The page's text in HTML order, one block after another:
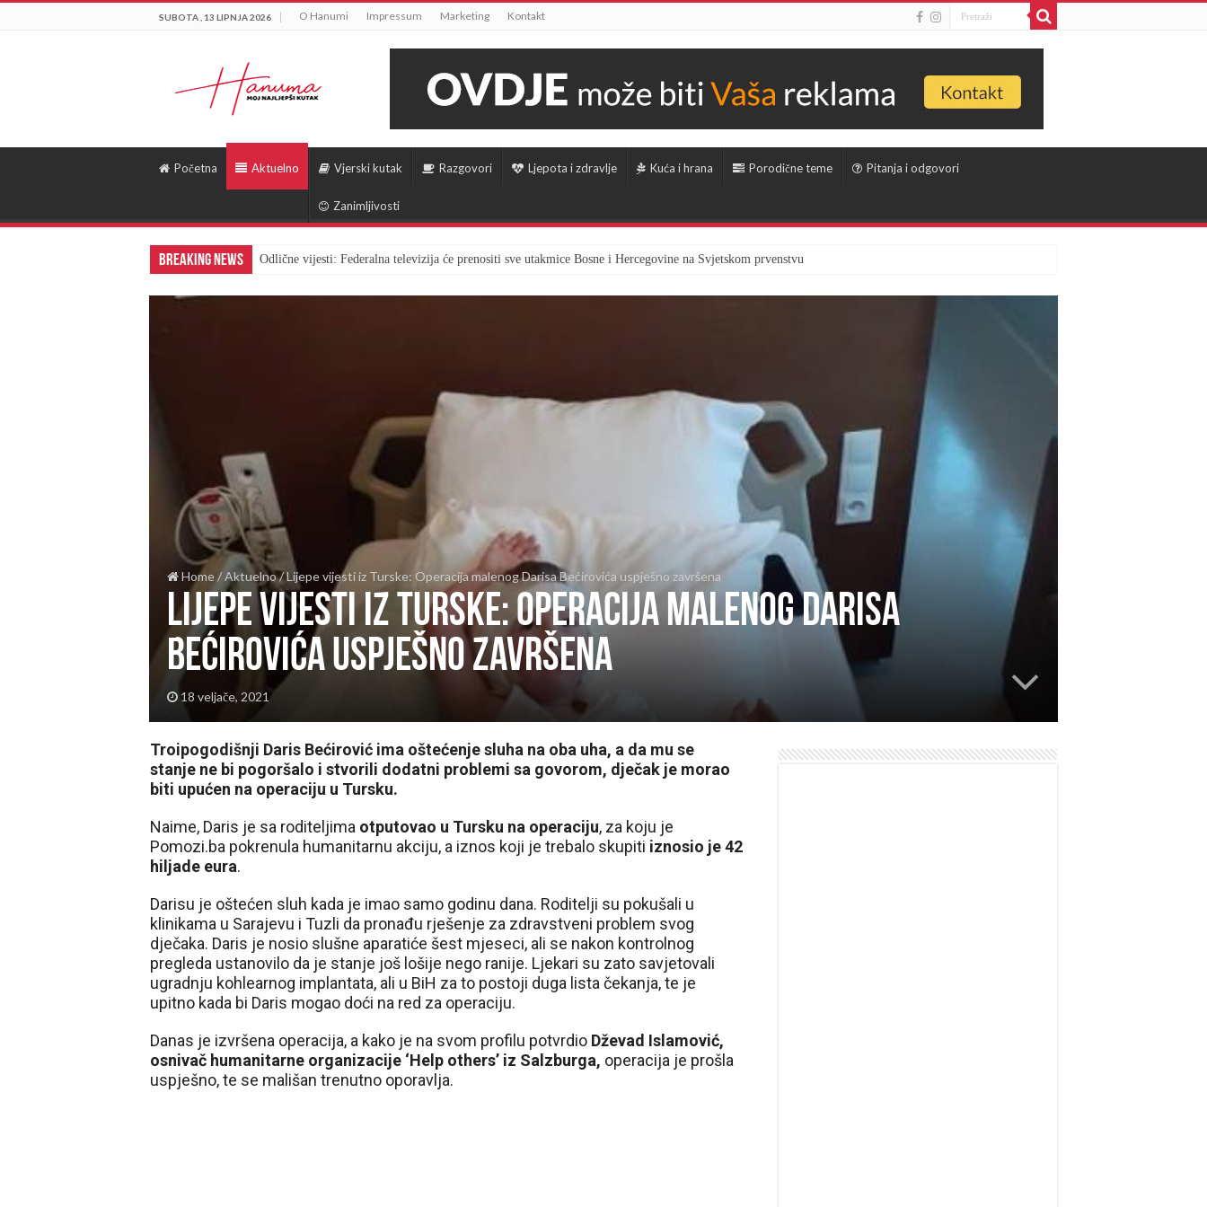
SUBOTA , 13 LIPNJA 2026 O Hanumi Impressum Marketing Kontakt
Početna Aktuelno Vjerski kutak Razgovori Ljepota i zdravlje Kuća i hrana Porodične teme Pitanja i odgovori
Zanimljivosti
Breaking News Odlične vijesti: Federalna televizija će prenositi sve utakmice Bosne i Hercegovine na Svjetskom prvenstvu
Home/Aktuelno/Lijepe vijesti iz Turske: Operacija malenog Darisa Bećirovića uspješno završena
Lijepe vijesti iz Turske: Operacija malenog Darisa
Bećirovića uspješno završena
18 veljače, 2021
Troipogodišnji Daris Bećirović ima oštećenje sluha na oba uha, a da mu se
stanje ne bi pogoršalo i stvorili dodatni problemi sa govorom, dječak je morao
biti upućen na operaciju u Tursku.
Naime, Daris je sa roditeljima otputovao u Tursku na operaciju, za koju je
Pomozi.ba pokrenula humanitarnu akciju, a iznos koji je trebalo skupiti iznosio je 42
hiljade eura.
Darisu je oštećen sluh kada je imao samo godinu dana. Roditelji su pokušali u
klinikama u Sarajevu i Tuzli da pronađu rješenje za zdravstveni problem svog
dječaka. Daris je nosio slušne aparatiće šest mjeseci, ali se nakon kontrolnog
pregleda ustanovilo da je stanje još lošije nego ranije. Ljekari su zato savjetovali
ugradnju kohlearnog implantata, ali u BiH za to postoji duga lista čekanja, te je
upitno kada bi Daris mogao doći na red za operaciju.
Danas je izvršena operacija, a kako je na svom profilu potvrdio Dževad Islamović,
osnivač humanitarne organizacije ‘Help others’ iz Salzburga, operacija je prošla
uspješno, te se mališan trenutno oporavlja.